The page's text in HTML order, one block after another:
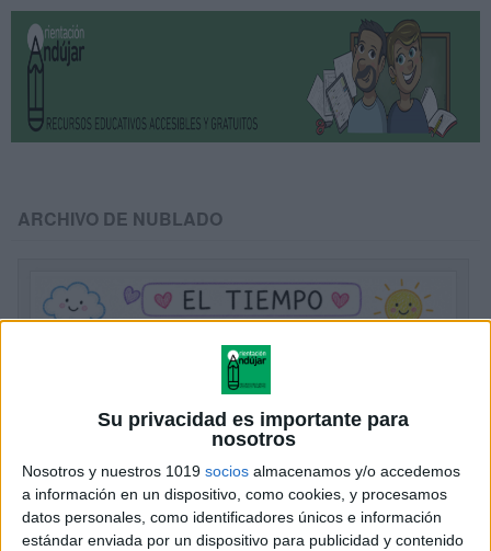
Su privacidad es importante para
nosotros
Nosotros y nuestros 1019 socios almacenamos y/o accedemos
a información en un dispositivo, como cookies, y procesamos
datos personales, como identificadores únicos e información
estándar enviada por un dispositivo para publicidad y contenido
ARCHIVO DE NUBLADO